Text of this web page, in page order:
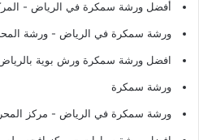
أفضل ورشة سمكرة في الرياض -
ورشة سمكرة في الرياض - ورشة
افضل ورشة سمكرة ورش بوية بالرياض
ورشة سمكرة
ورشة سمكرة في الرياض - مركز